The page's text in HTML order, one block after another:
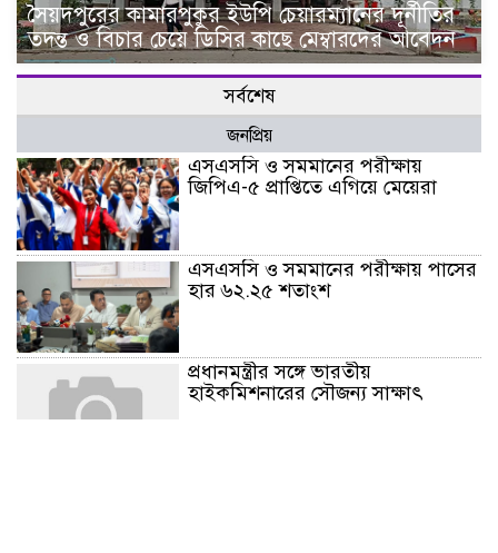
সৈয়দপুরের কামারপুকুর ইউপি চেয়ারম্যানের দূর্নীতির
তদন্ত ও বিচার চেয়ে ডিসির কাছে মেম্বারদের আবেদন
সর্বশেষ
জনপ্রিয়
এসএসসি ও সমমানের পরীক্ষায়
জিপিএ-৫ প্রাপ্তিতে এগিয়ে মেয়েরা
এসএসসি ও সমমানের পরীক্ষায় পাসের
হার ৬২.২৫ শতাংশ
প্রধানমন্ত্রীর সঙ্গে ভারতীয়
হাইকমিশনারের সৌজন্য সাক্ষাৎ